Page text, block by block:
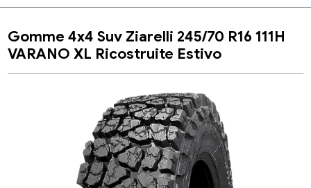
Gomme 4x4 Suv Ziarelli 245/70 R16 111H
VARANO XL Ricostruite Estivo